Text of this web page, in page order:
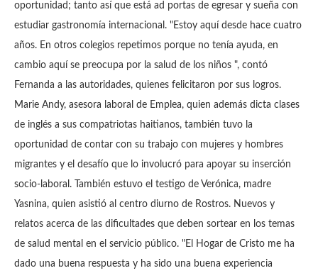
oportunidad; tanto así que está ad portas de egresar y sueña con
estudiar gastronomía internacional. "Estoy aquí desde hace cuatro
años. En otros colegios repetimos porque no tenía ayuda, en
cambio aquí se preocupa por la salud de los niños ", contó
Fernanda a las autoridades, quienes felicitaron por sus logros.
Marie Andy, asesora laboral de Emplea, quien además dicta clases
de inglés a sus compatriotas haitianos, también tuvo la
oportunidad de contar con su trabajo con mujeres y hombres
migrantes y el desafío que lo involucró para apoyar su inserción
socio-laboral.
También estuvo el testigo de Verónica, madre
Yasnina, quien asistió al centro diurno de Rostros. Nuevos y
relatos acerca de las dificultades que deben sortear en los temas
de salud mental en el servicio público. "El Hogar de Cristo me ha
dado una buena respuesta y ha sido una buena experiencia